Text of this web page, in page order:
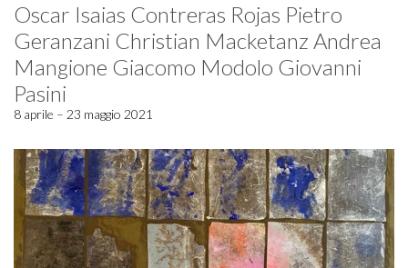
Oscar Isaias Contreras Rojas Pietro
Geranzani Christian Macketanz Andrea
Mangione Giacomo Modolo Giovanni
Pasini
8 aprile – 23 maggio 2021